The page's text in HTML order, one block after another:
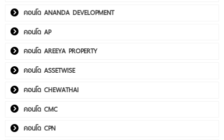
คอนโด ANANDA DEVELOPMENT
คอนโด AP
คอนโด AREEYA PROPERTY
คอนโด ASSETWISE
คอนโด CHEWATHAI
คอนโด CMC
คอนโด CPN